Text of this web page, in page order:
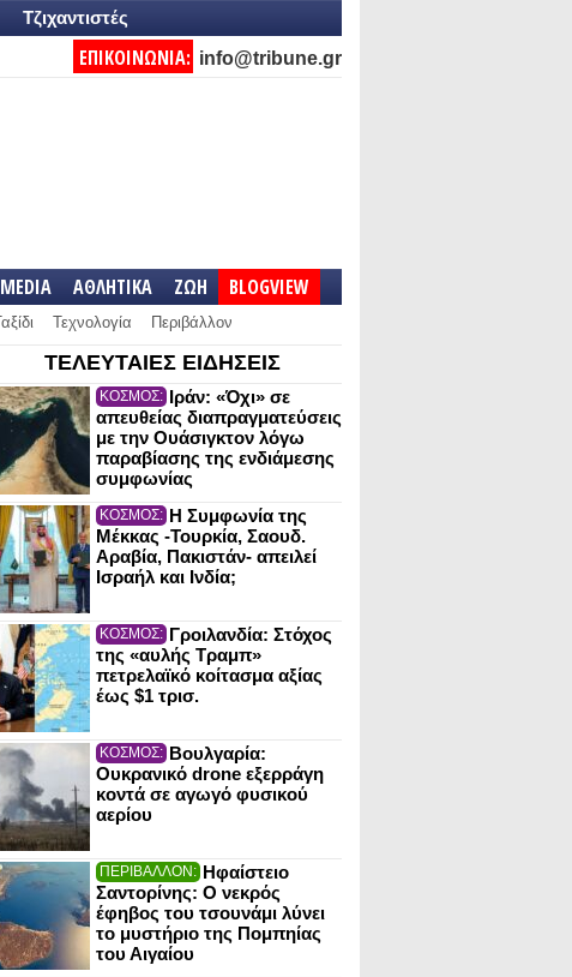
Τζιχαντιστές
ΕΠΙΚΟΙΝΩΝΙΑ: info@tribune.gr
MEDIA ΑΘΛΗΤΙΚΑ ΖΩΗ BLOGVIEW
Τεχνολογία Περιβάλλον
ΤΕΛΕΥΤΑΙΕΣ ΕΙΔΗΣΕΙΣ
ΚΟΣΜΟΣ: Ιράν: «Όχι» σε
απευθείας διαπραγματεύσεις
με την Ουάσιγκτον λόγω
παραβίασης της ενδιάμεσης
συμφωνίας
ΚΟΣΜΟΣ: Η Συμφωνία της
Μέκκας -Τουρκία, Σαουδ.
Αραβία, Πακιστάν- απειλεί
Ισραήλ και Ινδία;
ΚΟΣΜΟΣ: Γροιλανδία: Στόχος
της «αυλής Τραμπ»
πετρελαϊκό κοίτασμα αξίας
έως $1 τρισ.
ΚΟΣΜΟΣ: Βουλγαρία:
Ουκρανικό drone εξερράγη
κοντά σε αγωγό φυσικού
αερίου
ΠΕΡΙΒΑΛΛΟΝ: Ηφαίστειο
Σαντορίνης: Ο νεκρός
έφηβος του τσουνάμι λύνει
το μυστήριο της Πομπηίας
του Αιγαίου